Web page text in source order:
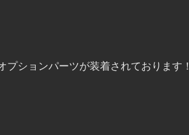
ションパーツが装着されております！